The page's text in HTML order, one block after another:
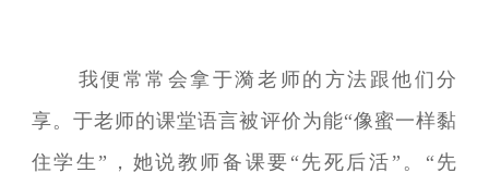
我便常常会拿于漪老师的方法跟他们分
享。于老师的课堂语言被评价为能“像蜜一样黏
住学生”，她说教师备课要“先死后活”。“先